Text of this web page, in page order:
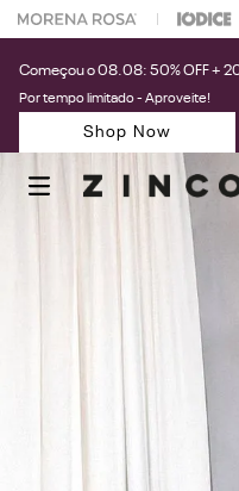
seu look? Fale
Começou o 08.08: 50% OFF +
Por tempo limitado - Aproveite!
Shop Now